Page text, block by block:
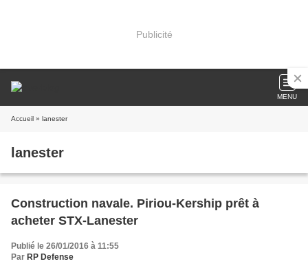
Publicité
MENU
Accueil » lanester
lanester
Construction navale. Piriou-Kership prêt à
acheter STX-Lanester
Publié le 26/01/2016 à 11:55
Par RP Defense